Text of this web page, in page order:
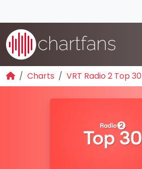
Charts VRT Radio 2 Top 30